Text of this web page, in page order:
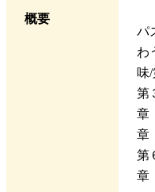
概要
パ
わ
味
第
章
章
第
章